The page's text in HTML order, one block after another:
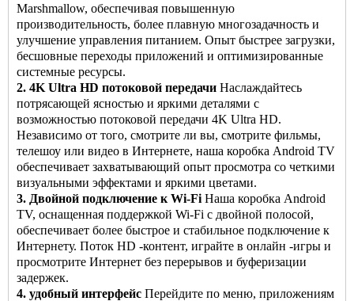
Marshmallow, обеспечивая повышенную
производительность, более плавную многозадачность и
улучшение управления питанием. Опыт быстрее загрузки,
бесшовные переходы приложений и оптимизированные
системные ресурсы.
2. 4K Ultra HD потоковой передачи Наслаждайтесь
потрясающей ясностью и яркими деталями с
возможностью потоковой передачи 4K Ultra HD.
Независимо от того, смотрите ли вы, смотрите фильмы,
телешоу или видео в Интернете, наша коробка Android TV
обеспечивает захватывающий опыт просмотра со четкими
визуальными эффектами и яркими цветами.
3. Двойной подключение к Wi-Fi Наша коробка Android
TV, оснащенная поддержкой Wi-Fi с двойной полосой,
обеспечивает более быстрое и стабильное подключение к
Интернету. Поток HD -контент, играйте в онлайн -игры и
просмотрите Интернет без перерывов и буферизации
задержек.
4. удобный интерфейс Перейдите по меню, приложениям